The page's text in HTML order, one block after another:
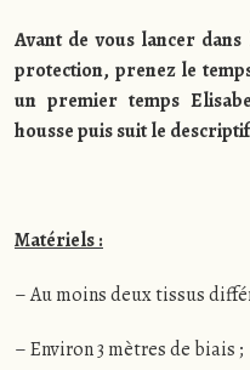
Avant de vous lancer
protection, prenez le
un premier temps
housse puis suit le
Matériels :
– Au moins deux tissus
– Environ 3 mètres de biais ;